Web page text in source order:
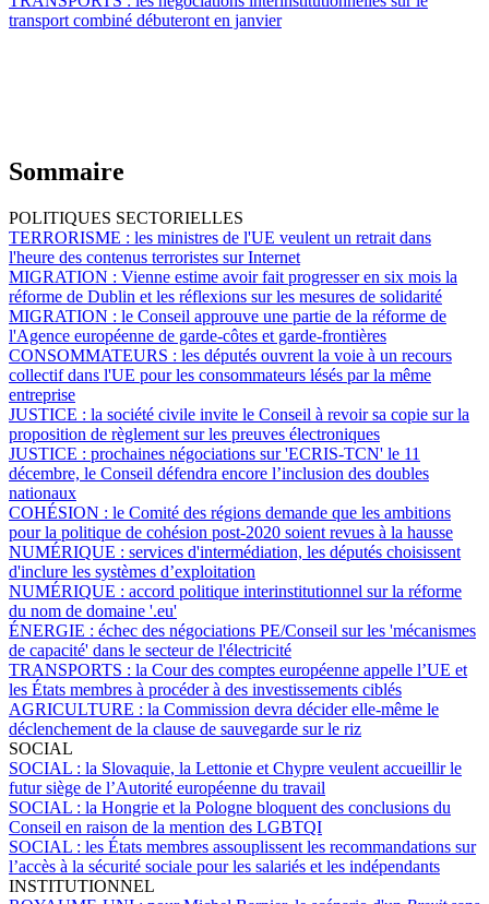
transport combiné débuteront en janvier
Sommaire
POLITIQUES SECTORIELLES
TERRORISME : les ministres de l'UE veulent un retrait dans
l'heure des contenus terroristes sur Internet
MIGRATION : Vienne estime avoir fait progresser en six mois la
réforme de Dublin et les réflexions sur les mesures de solidarité
MIGRATION : le Conseil approuve une partie de la réforme de
l'Agence européenne de garde-côtes et garde-frontières
CONSOMMATEURS : les députés ouvrent la voie à un recours
collectif dans l'UE pour les consommateurs lésés par la même
entreprise
JUSTICE : la société civile invite le Conseil à revoir sa copie sur la
proposition de règlement sur les preuves électroniques
JUSTICE : prochaines négociations sur 'ECRIS-TCN' le 11
décembre, le Conseil défendra encore l’inclusion des doubles
nationaux
COHÉSION : le Comité des régions demande que les ambitions
pour la politique de cohésion post-2020 soient revues à la hausse
NUMÉRIQUE : services d'intermédiation, les députés choisissent
d'inclure les systèmes d’exploitation
NUMÉRIQUE : accord politique interinstitutionnel sur la réforme
du nom de domaine '.eu'
ÉNERGIE : échec des négociations PE/Conseil sur les 'mécanismes
de capacité' dans le secteur de l'électricité
TRANSPORTS : la Cour des comptes européenne appelle l’UE et
les États membres à procéder à des investissements ciblés
AGRICULTURE : la Commission devra décider elle-même le
déclenchement de la clause de sauvegarde sur le riz
SOCIAL
SOCIAL : la Slovaquie, la Lettonie et Chypre veulent accueillir le
futur siège de l’Autorité européenne du travail
SOCIAL : la Hongrie et la Pologne bloquent des conclusions du
Conseil en raison de la mention des LGBTQI
SOCIAL : les États membres assouplissent les recommandations sur
l’accès à la sécurité sociale pour les salariés et les indépendants
INSTITUTIONNEL